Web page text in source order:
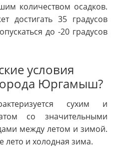
количеством осадков.
достигать 35 градусов
до -20 градусов
условия
Юргамыш?
сухим и
со значительными
между летом и зимой.
лето и холодная зима.